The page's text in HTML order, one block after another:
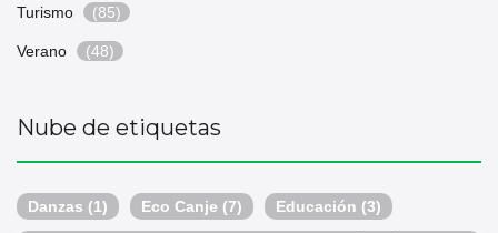
Turismo (85)
Verano (48)
Nube de etiquetas
Danzas (1) Eco Canje (7) Educación (3)